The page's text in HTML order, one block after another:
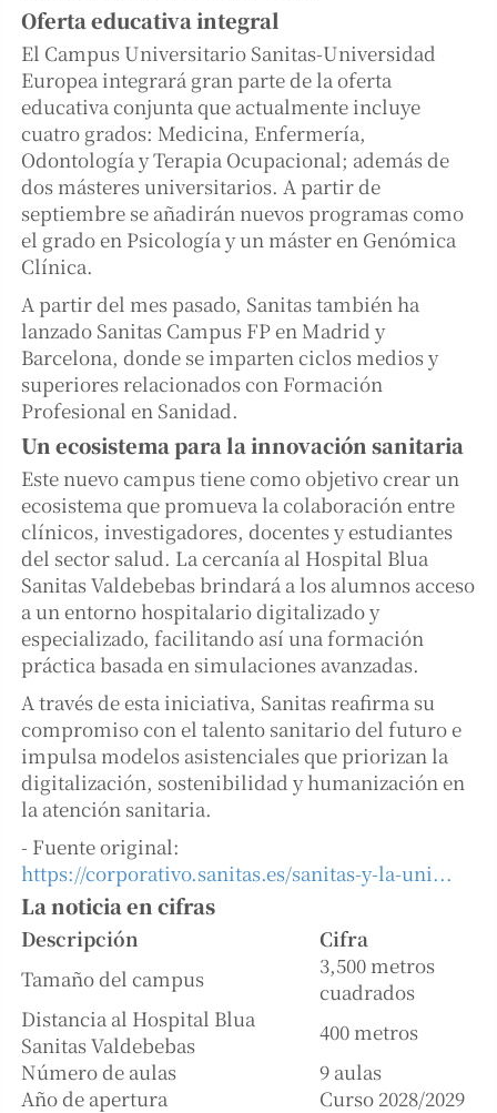
Oferta educativa integral
El Campus Universitario Sanitas-Universidad
Europea integrará gran parte de la oferta
educativa conjunta que actualmente incluye
cuatro grados: Medicina, Enfermería,
Odontología y Terapia Ocupacional; además de
dos másteres universitarios. A partir de
septiembre se añadirán nuevos programas como
el grado en Psicología y un máster en Genómica
Clínica.
A partir del mes pasado, Sanitas también ha
lanzado Sanitas Campus FP en Madrid y
Barcelona, donde se imparten ciclos medios y
superiores relacionados con Formación
Profesional en Sanidad.
Un ecosistema para la innovación sanitaria
Este nuevo campus tiene como objetivo crear un
ecosistema que promueva la colaboración entre
clínicos, investigadores, docentes y estudiantes
del sector salud. La cercanía al Hospital Blua
Sanitas Valdebebas brindará a los alumnos acceso
a un entorno hospitalario digitalizado y
especializado, facilitando así una formación
práctica basada en simulaciones avanzadas.
A través de esta iniciativa, Sanitas reafirma su
compromiso con el talento sanitario del futuro e
impulsa modelos asistenciales que priorizan la
digitalización, sostenibilidad y humanización en
la atención sanitaria.
- Fuente original:
https://corporativo.sanitas.es/sanitas-y-la-uni...
La noticia en cifras
Descripción
Cifra
Tamaño del campus
3,500 metros
cuadrados
Distancia al Hospital Blua
Sanitas Valdebebas
400 metros
Número de aulas
9 aulas
Año de apertura
Curso 2028/2029